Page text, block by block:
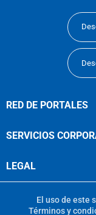
RED DE PORTALES
SERVICIOS
LEGAL
El uso de este
Términos y